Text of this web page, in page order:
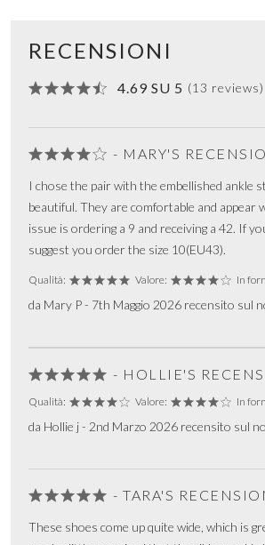
RECENSIONI
4.69 SU 5 (13 reviews)
- MARY'S
I chose the pair with the embellished ankle
beautiful. They are comfortable and appear
issue is ordering a 9 and receiving a 42. If
suggest you order the size 10(EU43).
Qualità: Valore: In
da Mary P - 7th Maggio 2026 recensito sul
- HOLLIE'S
Qualità: Valore: In
da Hollie j - 2nd Marzo 2026 recensito sul
- TARA'S
These shoes come up quite wide, which is